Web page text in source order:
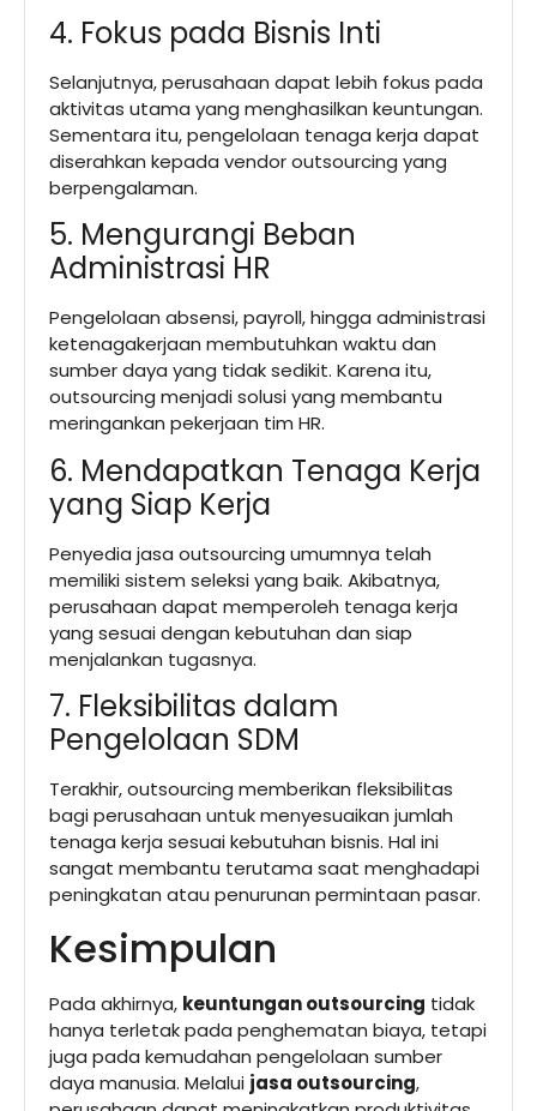
4. Fokus pada Bisnis Inti
Selanjutnya, perusahaan dapat lebih fokus pada
aktivitas utama yang menghasilkan keuntungan.
Sementara itu, pengelolaan tenaga kerja dapat
diserahkan kepada vendor outsourcing yang
berpengalaman.
5. Mengurangi Beban
Administrasi HR
Pengelolaan absensi, payroll, hingga administrasi
ketenagakerjaan membutuhkan waktu dan
sumber daya yang tidak sedikit. Karena itu,
outsourcing menjadi solusi yang membantu
meringankan pekerjaan tim HR.
6. Mendapatkan Tenaga Kerja
yang Siap Kerja
Penyedia jasa outsourcing umumnya telah
memiliki sistem seleksi yang baik. Akibatnya,
perusahaan dapat memperoleh tenaga kerja
yang sesuai dengan kebutuhan dan siap
menjalankan tugasnya.
7. Fleksibilitas dalam
Pengelolaan SDM
Terakhir, outsourcing memberikan fleksibilitas
bagi perusahaan untuk menyesuaikan jumlah
tenaga kerja sesuai kebutuhan bisnis. Hal ini
sangat membantu terutama saat menghadapi
peningkatan atau penurunan permintaan pasar.
Kesimpulan
Pada akhirnya, keuntungan outsourcing tidak
hanya terletak pada penghematan biaya, tetapi
juga pada kemudahan pengelolaan sumber
daya manusia. Melalui jasa outsourcing,